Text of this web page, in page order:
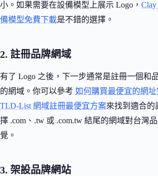
小。如果需要在設備模型上展示 Logo， Clay
備模型免費下載是不錯的選擇。
2. 註冊品牌網域
有了 Logo 之後，下一步通常是註冊一個和
的網域。你可以參考 如何購買最便宜的網
TLD-List 網域註冊最便宜方案來找到適合的
擇 .com、.tw 或 .com.tw 結尾的網域對台灣
覺。
3. 架設品牌網站